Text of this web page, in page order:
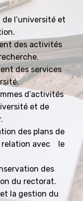
l’université et
des activités
des services
d’activités
et de
des plans de
relation avec le
des
du rectorat.
la gestion du